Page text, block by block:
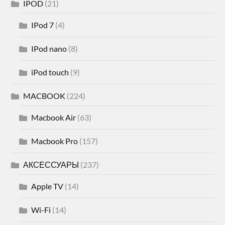
IPOD (21)
IPod 7 (4)
IPod nano (8)
iPod touch (9)
MACBOOK (224)
Macbook Air (63)
Macbook Pro (157)
АКСЕССУАРЫ (237)
Apple TV (14)
Wi-Fi (14)